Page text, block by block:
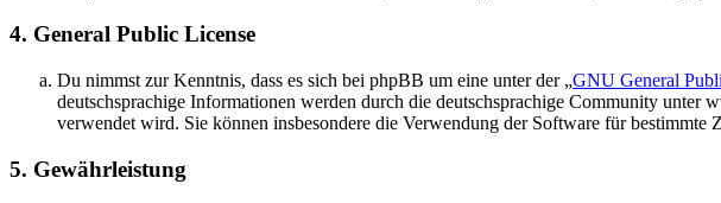
4. General Public License
Du nimmst zur Kenntnis, dass es sich bei phpBB um eine unter der „GNU General
deutschsprachige Informationen werden durch die deutschsprachige Community
verwendet wird. Sie können insbesondere die Verwendung der Software für
5. Gewährleistung